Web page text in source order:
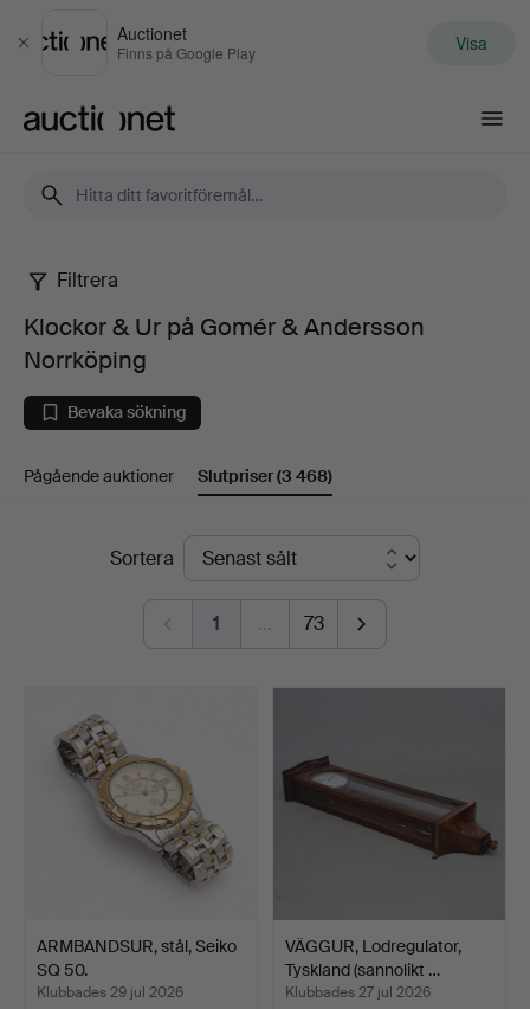
Stäng
Auctionet
Finns på Google Play Visa
Klockor
Ur
på
Andersson
Filtrera
Klockor & Ur på Gomér & Andersson
Norrköping
Bevaka sökning
Pågående auktioner Slutpriser(3 468)
SlutpriserSortera
1 … 73
ARMBANDSUR, stål, Seiko
SQ 50.
Klubbades 29 jul 2026
VÄGGUR, Lodregulator,
Tyskland (sannolikt …
Klubbades 27 jul 2026